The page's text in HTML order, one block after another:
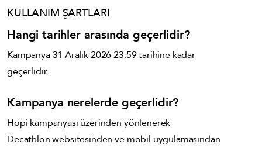
KULLANIM ŞARTLARI
Hangi tarihler arasında geçerlidir?
Kampanya 31 Aralık 2026 23:59 tarihine kadar
geçerlidir.
Kampanya nerelerde geçerlidir?
Hopi kampanyası üzerinden yönlenerek
Decathlon websitesinden ve mobil uygulamasından